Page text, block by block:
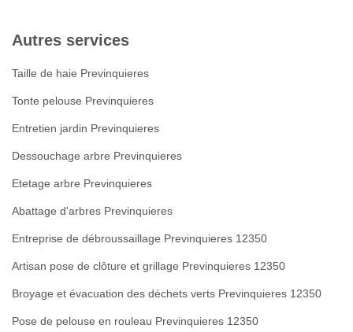
Autres services
Taille de haie Previnquieres
Tonte pelouse Previnquieres
Entretien jardin Previnquieres
Dessouchage arbre Previnquieres
Etetage arbre Previnquieres
Abattage d'arbres Previnquieres
Entreprise de débroussaillage Previnquieres 12350
Artisan pose de clôture et grillage Previnquieres 12350
Broyage et évacuation des déchets verts Previnquieres 12350
Pose de pelouse en rouleau Previnquieres 12350